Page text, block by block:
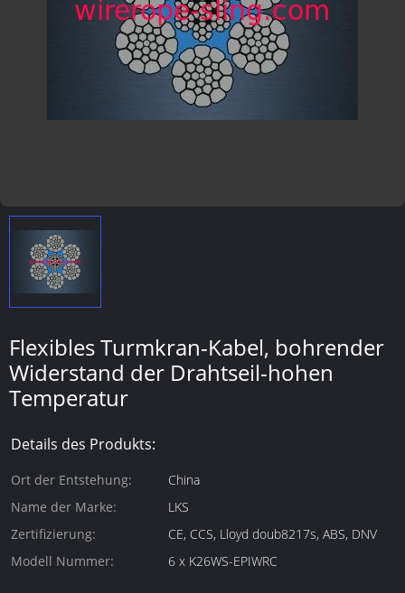
Flexibles Turmkran-Kabel, bohrender
Widerstand der Drahtseil-hohen
Temperatur
Details des Produkts:
Ort der Entstehung:
China
Name der Marke:
LKS
Zertifizierung:
CE, CCS, Lloyd doub8217s, ABS, DNV
Modell Nummer:
6 x K26WS-EPIWRC